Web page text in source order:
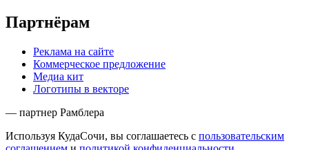
Партнёрам
Реклама на сайте
Коммерческое предложение
Медиа кит
Логотипы в векторе
— партнер Рамблера
Используя КудаСочи, вы соглашаетесь с пользовательским